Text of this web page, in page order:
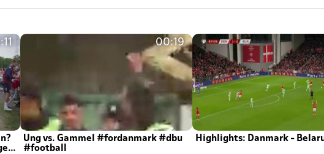
00:19
Ung vs. Gammel #fordanmark #dbu
#football
Highlights: Danmark -